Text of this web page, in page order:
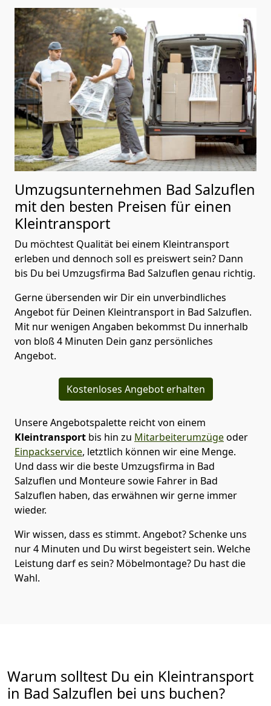
Umzugsunternehmen Bad Salzuflen
mit den besten Preisen für einen
Kleintransport
Du möchtest Qualität bei einem Kleintransport
erleben und dennoch soll es preiswert sein? Dann
bis Du bei Umzugsfirma Bad Salzuflen genau richtig.
Gerne übersenden wir Dir ein unverbindliches
Angebot für Deinen Kleintransport in Bad Salzuflen.
Mit nur wenigen Angaben bekommst Du innerhalb
von bloß 4 Minuten Dein ganz persönliches
Angebot.
Kostenloses Angebot erhalten
Unsere Angebotspalette reicht von einem
Kleintransport bis hin zu Mitarbeiterumzügeoder
Einpackservice, letztlich können wir eine Menge.
Und dass wir die beste Umzugsfirma in Bad
Salzuflen und Monteure sowie Fahrer in Bad
Salzuflen haben, das erwähnen wir gerne immer
wieder.
Wir wissen, dass es stimmt. Angebot? Schenke uns
nur 4 Minuten und Du wirst begeistert sein. Welche
Leistung darf es sein? Möbelmontage? Du hast die
Wahl.
Warum solltest Du ein Kleintransport
in Bad Salzuflen bei uns buchen?